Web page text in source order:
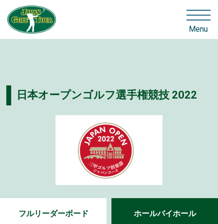
Menu
日本オープンゴルフ選手権競技 2022
フルリーダーボード ホールバイホール